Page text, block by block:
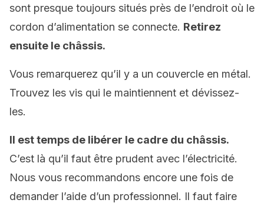
sont presque toujours situés près de l’endroit où le
cordon d’alimentation se connecte. Retirez
ensuite le châssis.
Vous remarquerez qu’il y a un couvercle en métal.
Trouvez les vis qui le maintiennent et dévissez-
les.
Il est temps de libérer le cadre du châssis.
C’est là qu’il faut être prudent avec l’électricité.
Nous vous recommandons encore une fois de
demander l’aide d’un professionnel. Il faut faire